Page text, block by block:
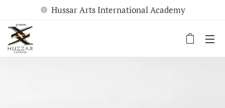
Hussar Arts International Academy